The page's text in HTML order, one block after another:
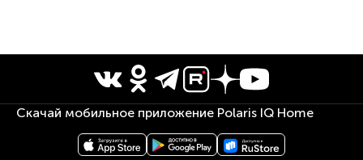
Скачай мобильное приложение Polaris IQ Home